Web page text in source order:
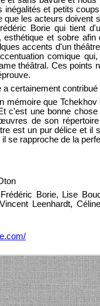
inégalités et petits
que les acteurs doivent
Borie qui tient
esthétique et sobre
accents d'un
comique
théâtral. Ces points
a certainement
mémoire que
c'est une bonne
de son
est un pur délice et il
se rapproche de la
Borie, Lise
Leenhardt,